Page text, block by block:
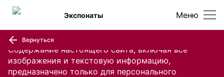
Содержание настоящего сайта, включая все
изображения и текстовую информацию,
предназначено только для персонального
Меню
Экспонаты
Вернуться